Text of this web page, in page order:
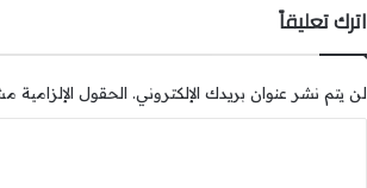
اترك تعليقاً
لن يتم نشر عنوان بريدك الإلكتروني. الحقول الإلزامية